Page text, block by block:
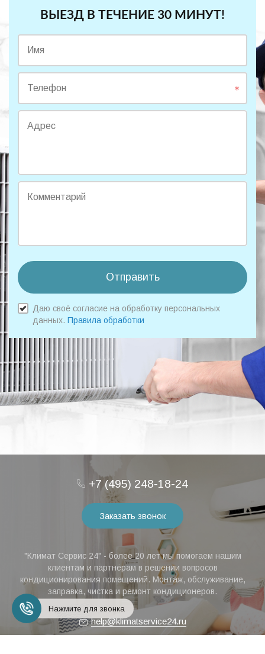
ВЫЕЗД В ТЕЧЕНИЕ 30 МИНУТ!
Имя
Телефон
Адрес
Комментарий
Отправить
Даю своё согласие на обработку персональных
данных. Правила обработки
+7 (495) 248-18-24
Заказать звонок
"Климат Сервис 24" - более 20 лет мы помогаем нашим
клиентам и партнёрам в решении вопросов
кондиционирования помещений. Монтаж, обслуживание,
заправка, чистка и ремонт кондиционеров.
help@klimatservice24.ru
Нажмите для звонка